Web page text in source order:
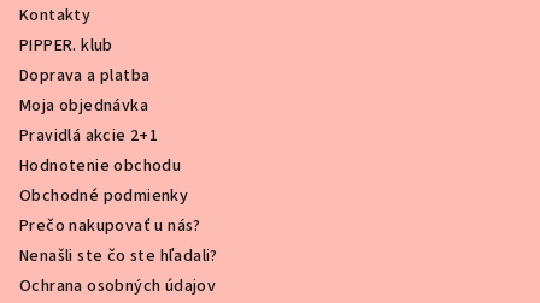
Kontakty
PIPPER. klub
Doprava a platba
Moja objednávka
Pravidlá akcie 2+1
Hodnotenie obchodu
Obchodné podmienky
Prečo nakupovať u nás?
Nenašli ste čo ste hľadali?
Ochrana osobných údajov